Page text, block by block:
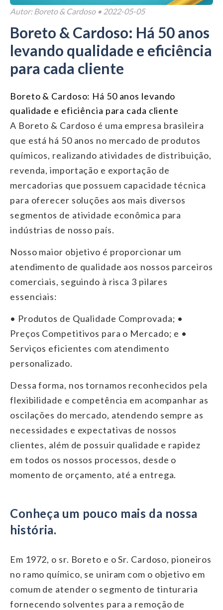
Autor: Boreto & Cardoso• 2022-05-05
Boreto & Cardoso: Há 50 anos
levando qualidade e eficiência
para cada cliente
Boreto & Cardoso: Há 50 anos levando
qualidade e eficiência para cada cliente
A Boreto & Cardoso é uma empresa brasileira
que está há 50 anos no mercado de produtos
químicos, realizando atividades de distribuição,
revenda, importação e exportação de
mercadorias que possuem capacidade técnica
para oferecer soluções aos mais diversos
segmentos de atividade econômica para
indústrias de nosso país.
Nosso maior objetivo é proporcionar um
atendimento de qualidade aos nossos parceiros
comerciais, seguindo à risca 3 pilares
essenciais:
• Produtos de Qualidade Comprovada; •
Preços Competitivos para o Mercado; e •
Serviços eficientes com atendimento
personalizado.
Dessa forma, nos tornamos reconhecidos pela
flexibilidade e competência em acompanhar as
oscilações do mercado, atendendo sempre as
necessidades e expectativas de nossos
clientes, além de possuir qualidade e rapidez
em todos os nossos processos, desde o
momento de orçamento, até a entrega.
Conheça um pouco mais da nossa
história.
Em 1972, o sr. Boreto e o Sr. Cardoso, pioneiros
no ramo químico, se uniram com o objetivo em
comum de atender o segmento de tinturaria
fornecendo solventes para a remoção de